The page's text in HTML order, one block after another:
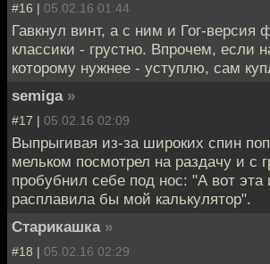
#16 | 05.02.16 01:44
Гавкнул винт, а с ним и Гог-версия
классики - грустно. Впрочем, если
которому нужнее - уступлю, сам
semiga »
#17 | 05.02.16 02:09
Выпрыгивая из-за широких спин
мельком посмотрел на раздачу и с
пробубнил себе под нос: "А вот эта
расплавила бы мой калькулятор".
Старикашка »
#18 | 05.02.16 02:29